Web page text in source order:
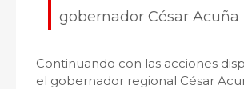
gobernador César Acuña
Continuando con las acciones
el gobernador regional César